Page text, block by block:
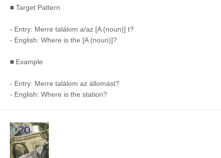
■ Target Pattern
- Entry: Merre találom a/az [A (noun)] t?
- English: Where is the [A (noun)]?
■ Example
- Entry: Merre találom az állomást?
- English: Where is the station?